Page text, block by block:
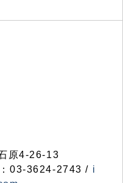
原4-26-13
03-3624-2743 / i